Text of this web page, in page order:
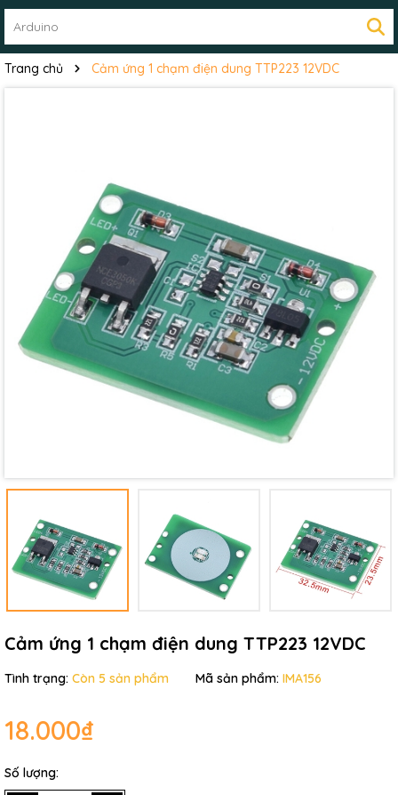
Trang chủ Cảm ứng 1 chạm điện dung TTP223 12VDC
Cảm ứng 1 chạm điện dung TTP223 12VDC
Tình trạng: Còn 5 sản phẩm Mã sản phẩm: IMA156
18.000₫
Số lượng:
Mã giảm giá: